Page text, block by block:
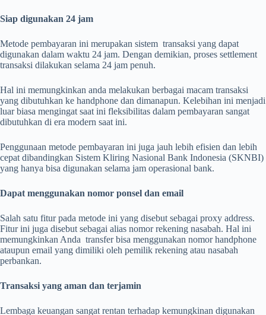
Siap digunakan 24 jam
Metode pembayaran ini merupakan sistem transaksi yang dapat
digunakan dalam waktu 24 jam. Dengan demikian, proses settlement
transaksi dilakukan selama 24 jam penuh.
Hal ini memungkinkan anda melakukan berbagai macam transaksi
yang dibutuhkan ke handphone dan dimanapun. Kelebihan ini menjadi
luar biasa mengingat saat ini fleksibilitas dalam pembayaran sangat
dibutuhkan di era modern saat ini.
Penggunaan metode pembayaran ini juga jauh lebih efisien dan lebih
cepat dibandingkan Sistem Kliring Nasional Bank Indonesia (SKNBI)
yang hanya bisa digunakan selama jam operasional bank.
Dapat menggunakan nomor ponsel dan email
Salah satu fitur pada metode ini yang disebut sebagai proxy address.
Fitur ini juga disebut sebagai alias nomor rekening nasabah. Hal ini
memungkinkan Anda transfer bisa menggunakan nomor handphone
ataupun email yang dimiliki oleh pemilik rekening atau nasabah
perbankan.
Transaksi yang aman dan terjamin
Lembaga keuangan sangat rentan terhadap kemungkinan digunakan